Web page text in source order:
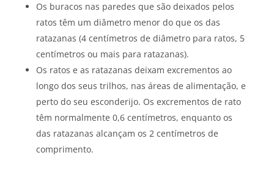
Os buracos nas paredes que são deixados pelos
ratos têm um diâmetro menor do que os das
ratazanas (4 centímetros de diâmetro para ratos, 5
centímetros ou mais para ratazanas).
Os ratos e as ratazanas deixam excrementos ao
longo dos seus trilhos, nas áreas de alimentação, e
perto do seu esconderijo. Os excrementos de rato
têm normalmente 0,6 centímetros, enquanto os
das ratazanas alcançam os 2 centímetros de
comprimento.